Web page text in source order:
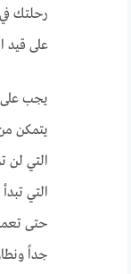
رحلتك
على قيد
يجب على
يتمكن
التي لن
التي
حتى
جداً